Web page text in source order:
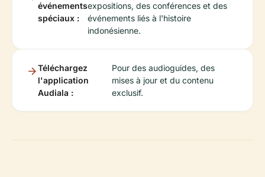
événements
spéciaux :
expositions, des conférences et des
événements liés à l'histoire
indonésienne.
Téléchargez
l'application
Audiala :
Pour des audioguides, des
mises à jour et du contenu
exclusif.